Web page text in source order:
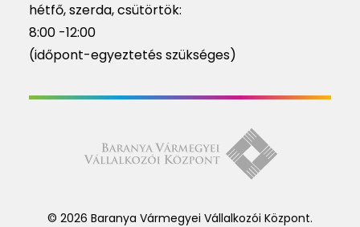
hétfő, szerda, csütörtök:
8:00 -12:00
(időpont-egyeztetés szükséges)
© 2026 Baranya Vármegyei Vállalkozói Központ.